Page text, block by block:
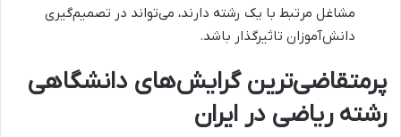
مشاغل مرتبط با یک رشته دارند، می‌تواند در تصمیم‌گیری
دانش‌آموزان تاثیرگذار باشد.
پرمتقاضی‌ترین گرایش‌های دانشگاهی
رشته ریاضی در ایران